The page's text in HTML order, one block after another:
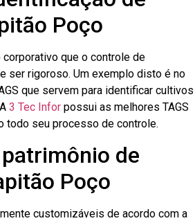
Poço
que o controle de
ser rigoroso. Um exemplo disto é no
que servem para identificar cultivos
3 Tec Infor possui as melhores TAGS
todo seu processo de controle.
de
Poço
customizáveis de acordo com a